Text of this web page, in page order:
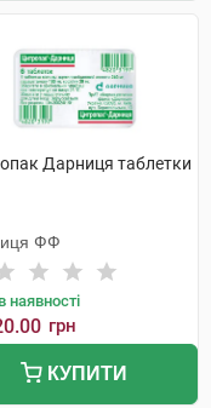
Дарниця таблетки
ФФ
наявності
грн
КУПИТИ